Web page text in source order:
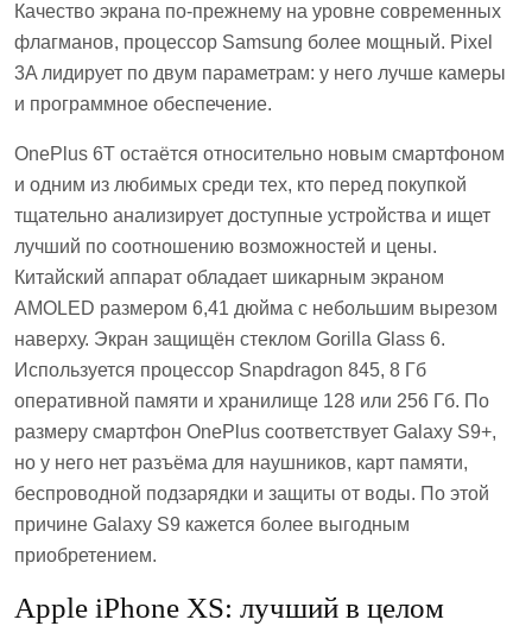
Качество экрана по-прежнему на уровне современных
флагманов, процессор Samsung более мощный. Pixel
3A лидирует по двум параметрам: у него лучше камеры
и программное обеспечение.
OnePlus 6Т остаётся относительно новым смартфоном
и одним из любимых среди тех, кто перед покупкой
тщательно анализирует доступные устройства и ищет
лучший по соотношению возможностей и цены.
Китайский аппарат обладает шикарным экраном
AMOLED размером 6,41 дюйма с небольшим вырезом
наверху. Экран защищён стеклом Gorilla Glass 6.
Используется процессор Snapdragon 845, 8 Гб
оперативной памяти и хранилище 128 или 256 Гб. По
размеру смартфон OnePlus соответствует Galaxy S9+,
но у него нет разъёма для наушников, карт памяти,
беспроводной подзарядки и защиты от воды. По этой
причине Galaxy S9 кажется более выгодным
приобретением.
Apple iPhone XS: лучший в целом